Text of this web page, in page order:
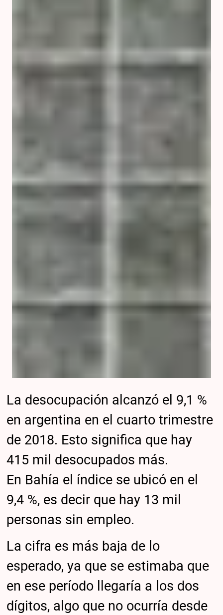
La desocupación alcanzó el 9,1 %
en argentina en el cuarto trimestre
de 2018. Esto significa que hay
415 mil desocupados más.
En Bahía el índice se ubicó en el
9,4 %, es decir que hay 13 mil
personas sin empleo.
La cifra es más baja de lo
esperado, ya que se estimaba que
en ese período llegaría a los dos
dígitos, algo que no ocurría desde